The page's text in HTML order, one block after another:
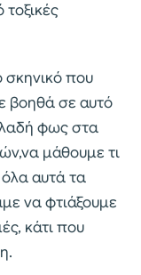
σκηνικό που
βοηθά σε αυτό
φως στα
μάθουμε τι
όλα αυτά τα
να φτιάξουμε
κάτι που